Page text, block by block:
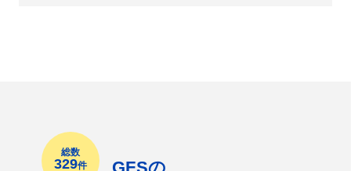
総数
329件